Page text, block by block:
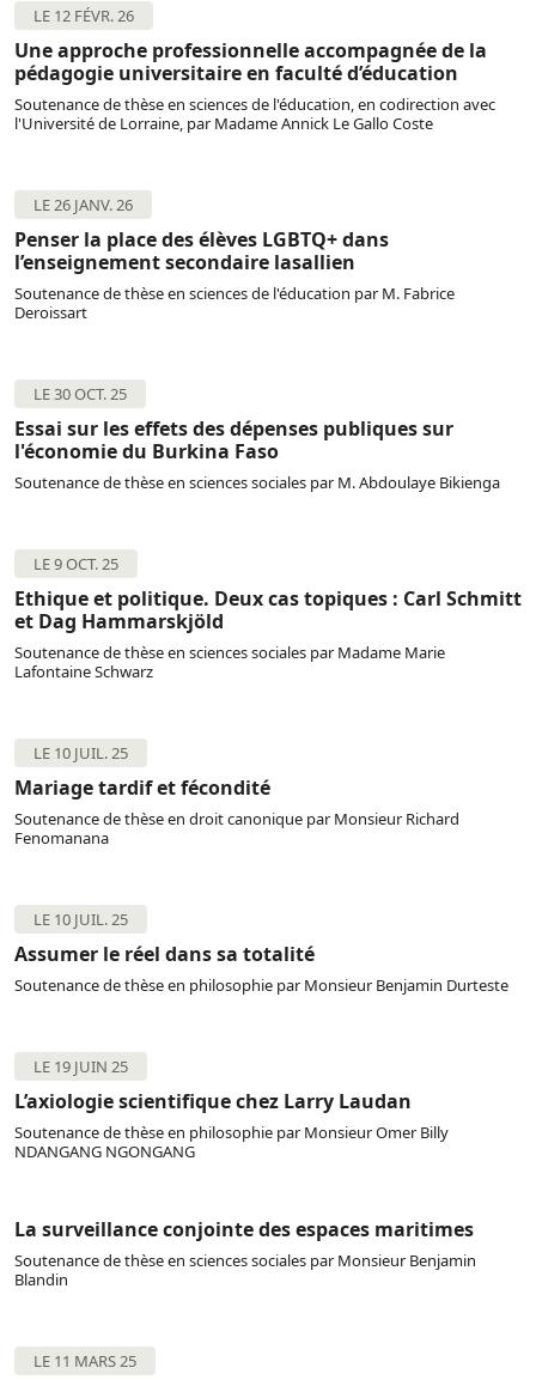
LE 12 FÉVR. 26
Une approche professionnelle accompagnée de la
pédagogie universitaire en faculté d’éducation
Soutenance de thèse en sciences de l'éducation, en codirection avec
l'Université de Lorraine, par Madame Annick Le Gallo Coste
LE 26 JANV. 26
Penser la place des élèves LGBTQ+ dans
l’enseignement secondaire lasallien
Soutenance de thèse en sciences de l'éducation par M. Fabrice
Deroissart
LE 30 OCT. 25
Essai sur les effets des dépenses publiques sur
l'économie du Burkina Faso
Soutenance de thèse en sciences sociales par M. Abdoulaye Bikienga
LE 9 OCT. 25
Ethique et politique. Deux cas topiques : Carl Schmitt
et Dag Hammarskjöld
Soutenance de thèse en sciences sociales par Madame Marie
Lafontaine Schwarz
LE 10 JUIL. 25
Mariage tardif et fécondité
Soutenance de thèse en droit canonique par Monsieur Richard
Fenomanana
LE 10 JUIL. 25
Assumer le réel dans sa totalité
Soutenance de thèse en philosophie par Monsieur Benjamin Durteste
LE 19 JUIN 25
L’axiologie scientifique chez Larry Laudan
Soutenance de thèse en philosophie par Monsieur Omer Billy
NDANGANG NGONGANG
La surveillance conjointe des espaces maritimes
Soutenance de thèse en sciences sociales par Monsieur Benjamin
Blandin
LE 11 MARS 25